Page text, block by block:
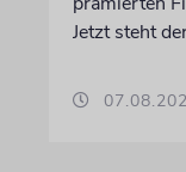
Jetzt steht